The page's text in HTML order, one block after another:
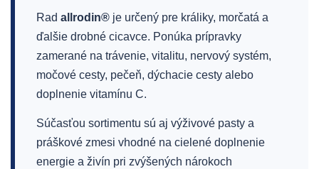
Rad allrodin® je určený pre králiky, morčatá a
ďalšie drobné cicavce. Ponúka prípravky
zamerané na trávenie, vitalitu, nervový systém,
močové cesty, pečeň, dýchacie cesty alebo
doplnenie vitamínu C.
Súčasťou sortimentu sú aj výživové pasty a
práškové zmesi vhodné na cielené doplnenie
energie a živín pri zvýšených nárokoch